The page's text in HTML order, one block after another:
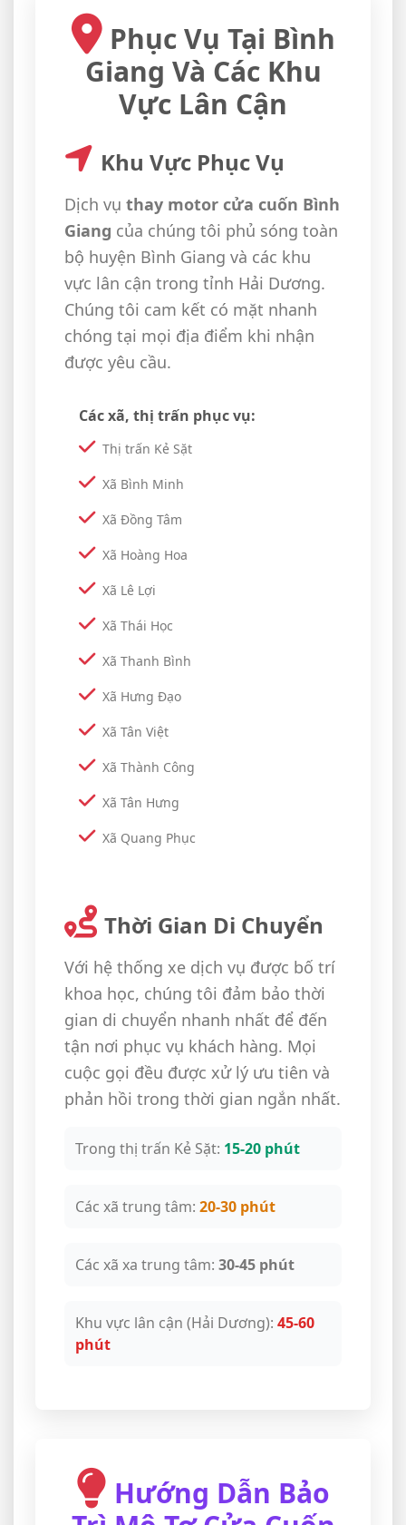
Phục Vụ Tại Bình
Giang Và Các Khu
Vực Lân Cận
Khu Vực Phục Vụ
Dịch vụ thay motor cửa cuốn Bình
Giang của chúng tôi phủ sóng toàn
bộ huyện Bình Giang và các khu
vực lân cận trong tỉnh Hải Dương.
Chúng tôi cam kết có mặt nhanh
chóng tại mọi địa điểm khi nhận
được yêu cầu.
Các xã, thị trấn phục vụ:
Thị trấn Kẻ Sặt
Xã Bình Minh
Xã Đồng Tâm
Xã Hoàng Hoa
Xã Lê Lợi
Xã Thái Học
Xã Thanh Bình
Xã Hưng Đạo
Xã Tân Việt
Xã Thành Công
Xã Tân Hưng
Xã Quang Phục
Thời Gian Di Chuyển
Với hệ thống xe dịch vụ được bố trí
khoa học, chúng tôi đảm bảo thời
gian di chuyển nhanh nhất để đến
tận nơi phục vụ khách hàng. Mọi
cuộc gọi đều được xử lý ưu tiên và
phản hồi trong thời gian ngắn nhất.
Trong thị trấn Kẻ Sặt: 15-20 phút
Các xã trung tâm: 20-30 phút
Các xã xa trung tâm: 30-45 phút
Khu vực lân cận (Hải Dương): 45-60
phút
Hướng Dẫn Bảo